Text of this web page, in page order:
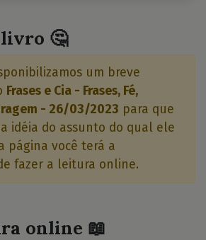
livro 🤔
um breve
Frases e Cia - Frases, Fé,
- 26/03/2023 para que
idéia do assunto do qual ele
página você terá a
fazer a leitura online.
online 📖